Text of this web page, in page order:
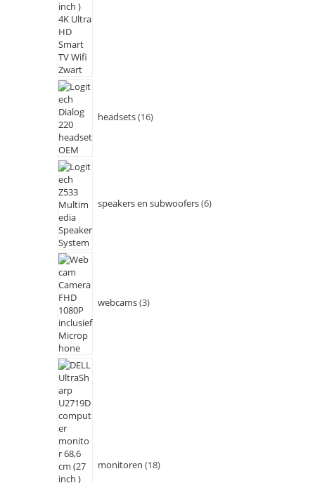
headsets 16
speakers en subwoofers 6
webcams 3
monitoren 18